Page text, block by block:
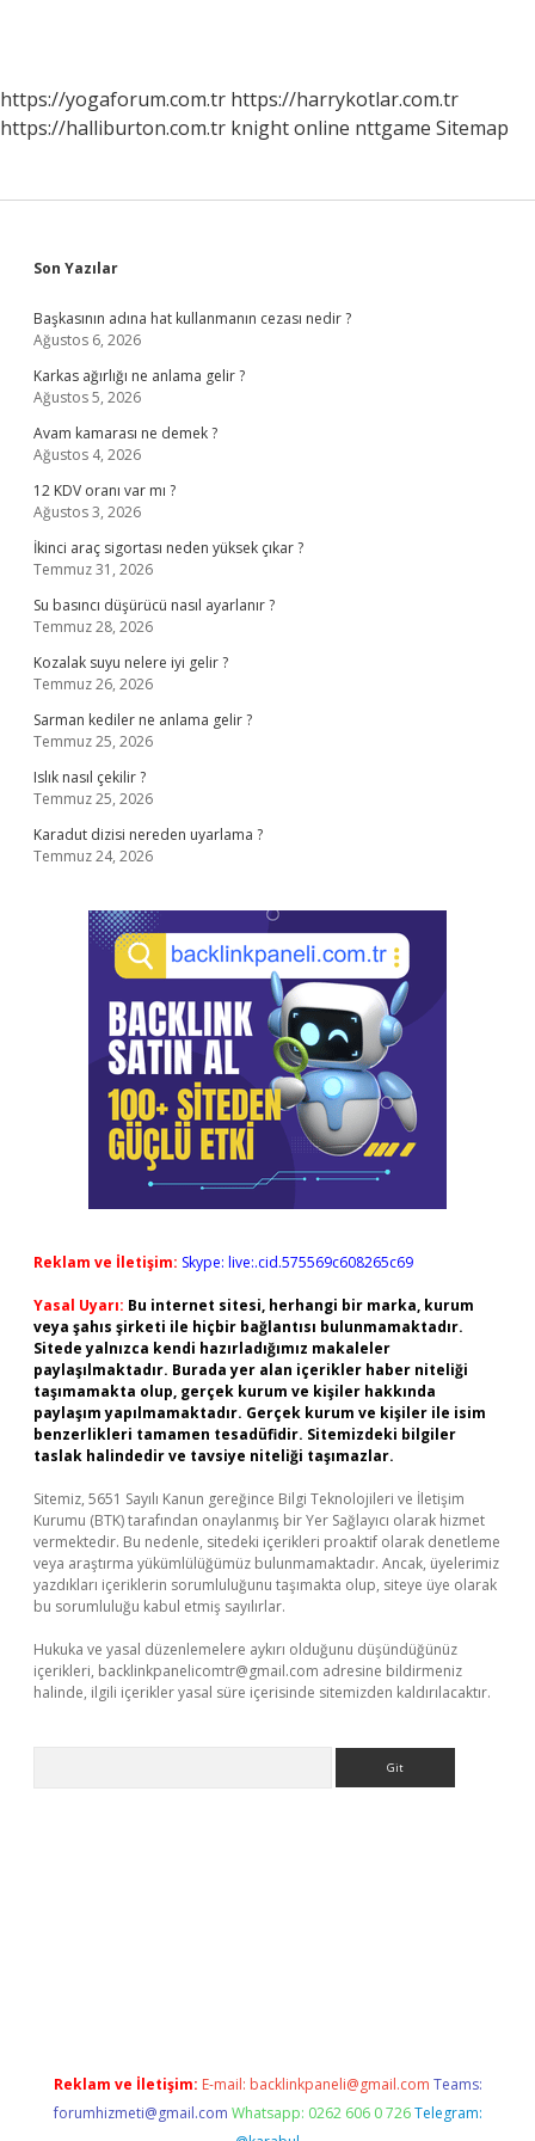
https://yogaforum.com.tr https://harrykotlar.com.tr
https://halliburton.com.tr knight online nttgame Sitemap
Sidebar
Son Yazılar
Başkasının adına hat kullanmanın cezası nedir ?
Ağustos 6, 2026
Karkas ağırlığı ne anlama gelir ?
Ağustos 5, 2026
Avam kamarası ne demek ?
Ağustos 4, 2026
12 KDV oranı var mı ?
Ağustos 3, 2026
İkinci araç sigortası neden yüksek çıkar ?
Temmuz 31, 2026
Su basıncı düşürücü nasıl ayarlanır ?
Temmuz 28, 2026
Kozalak suyu nelere iyi gelir ?
Temmuz 26, 2026
Sarman kediler ne anlama gelir ?
Temmuz 25, 2026
Islık nasıl çekilir ?
Temmuz 25, 2026
Karadut dizisi nereden uyarlama ?
Temmuz 24, 2026
Reklam ve İletişim: Skype: live:.cid.575569c608265c69
Yasal Uyarı: Bu internet sitesi, herhangi bir marka, kurum
veya şahıs şirketi ile hiçbir bağlantısı bulunmamaktadır.
Sitede yalnızca kendi hazırladığımız makaleler
paylaşılmaktadır. Burada yer alan içerikler haber niteliği
taşımamakta olup, gerçek kurum ve kişiler hakkında
paylaşım yapılmamaktadır. Gerçek kurum ve kişiler ile isim
benzerlikleri tamamen tesadüfidir. Sitemizdeki bilgiler
taslak halindedir ve tavsiye niteliği taşımazlar.
Sitemiz, 5651 Sayılı Kanun gereğince Bilgi Teknolojileri ve İletişim
Kurumu (BTK) tarafından onaylanmış bir Yer Sağlayıcı olarak hizmet
vermektedir. Bu nedenle, sitedeki içerikleri proaktif olarak denetleme
veya araştırma yükümlülüğümüz bulunmamaktadır. Ancak, üyelerimiz
yazdıkları içeriklerin sorumluluğunu taşımakta olup, siteye üye olarak
bu sorumluluğu kabul etmiş sayılırlar.
Hukuka ve yasal düzenlemelere aykırı olduğunu düşündüğünüz
içerikleri, backlinkpanelicomtr@gmail.com adresine bildirmeniz
halinde, ilgili içerikler yasal süre içerisinde sitemizden kaldırılacaktır.
Reklam ve İletişim: E-mail: backlinkpaneli@gmail.com Teams:
forumhizmeti@gmail.com Whatsapp: 0262 606 0 726 Telegram: